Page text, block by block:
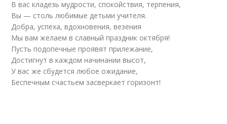
В вас кладезь мудрости, спокойствия, терпения,
Вы — столь любимые детьми учителя.
Добра, успеха, вдохновения, везения
Мы вам желаем в славный праздник октября!
Пусть подопечные проявят прилежание,
Достигнут в каждом начинании высот,
У вас же сбудется любое ожидание,
Беспечным счастьем засверкает горизонт!